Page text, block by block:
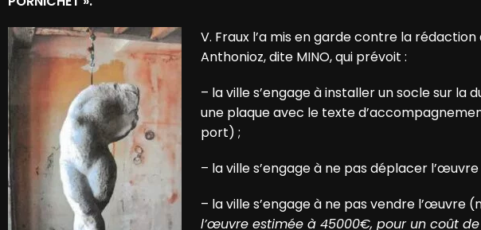
V. Fraux l’a mis en garde contre la
Anthonioz, dite MINO, qui prévoit :
– la ville s’engage à installer un socle sur
une plaque avec le texte
port) ;
– la ville s’engage à ne pas déplacer
– la ville s’engage à ne pas vendre l’œuvre
l’œuvre estimée à 45000€, pour un coût